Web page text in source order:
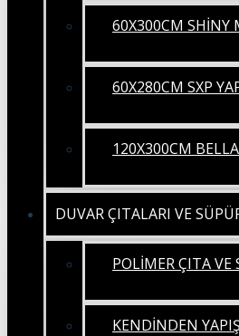
60X300CM SHİNY
60X280CM SXP
120X300CM
DUVAR ÇITALARI VE
POLİMER ÇITA VE
KENDİNDEN